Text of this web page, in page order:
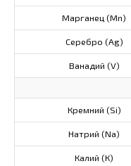
Марганец (Mn)
Серебро (Ag)
Ванадий (V)
Кремний (Si)
Натрий (Na)
Калий (К)